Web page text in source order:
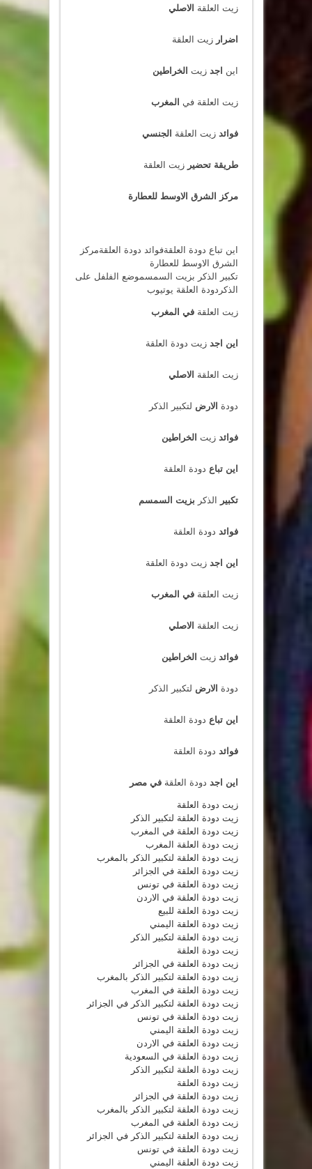
زيت العلقة الاصلي
اضرار زيت العلقة
اين اجد زيت الخراطين
زيت العلقة في المغرب
فوائد زيت العلقة الجنسي
طريقة تحضير زيت العلقة
مركز الشرق الاوسط للعطارة
اين تباع دودة العلقةفوائد دودة العلقةمركز
الشرق الاوسط للعطارة
تكبير الذكر بزيت السمسموضع الفلفل على
الذكر دودة العلقة يوتيوب
زيت العلقةفي المغرب
اين اجد زيت دودة العلقة
زيت العلقة الاصلي
دودة الارض لتكبير الذكر
فوائد زيت الخراطين
اين تباع دودة العلقة
تكبير الذكر بزيت السمسم
فوائد دودة العلقة
اين اجد زيت دودة العلقة
زيت العلقةفي المغرب
زيت العلقة الاصلي
فوائد زيت الخراطين
دودة الارض لتكبير الذكر
اين تباع دودة العلقة
فوائد دودة العلقة
اين اجد دودة العلقةفي مصر
زيت دودة العلقة
زيت دودة العلقة لتكبير الذكر
زيت دودة العلقة في المغرب
زيت دودة العلقة المغرب
زيت دودة العلقة لتكبير الذكر بالمغرب
زيت دودة العلقة في الجزائر
زيت دودة العلقة في تونس
زيت دودة العلقة في الاردن
زيت دودة العلقة للبيع
زيت دودة العلقة اليمني
زيت دودة العلقة لتكبير الذكر
زيت دودة العلقة
زيت دودة العلقة في الجزائر
زيت دودة العلقة لتكبير الذكر بالمغرب
زيت دودة العلقة في المغرب
زيت دودة العلقة لتكبير الذكر في الجزائر
زيت دودة العلقة في تونس
زيت دودة العلقة اليمني
زيت دودة العلقة في الاردن
زيت دودة العلقة في السعودية
زيت دودة العلقة لتكبير الذكر
زيت دودة العلقة
زيت دودة العلقة في الجزائر
زيت دودة العلقة لتكبير الذكر بالمغرب
زيت دودة العلقة في المغرب
زيت دودة العلقة لتكبير الذكر في الجزائر
زيت دودة العلقة في تونس
زيت دودة العلقة اليمني